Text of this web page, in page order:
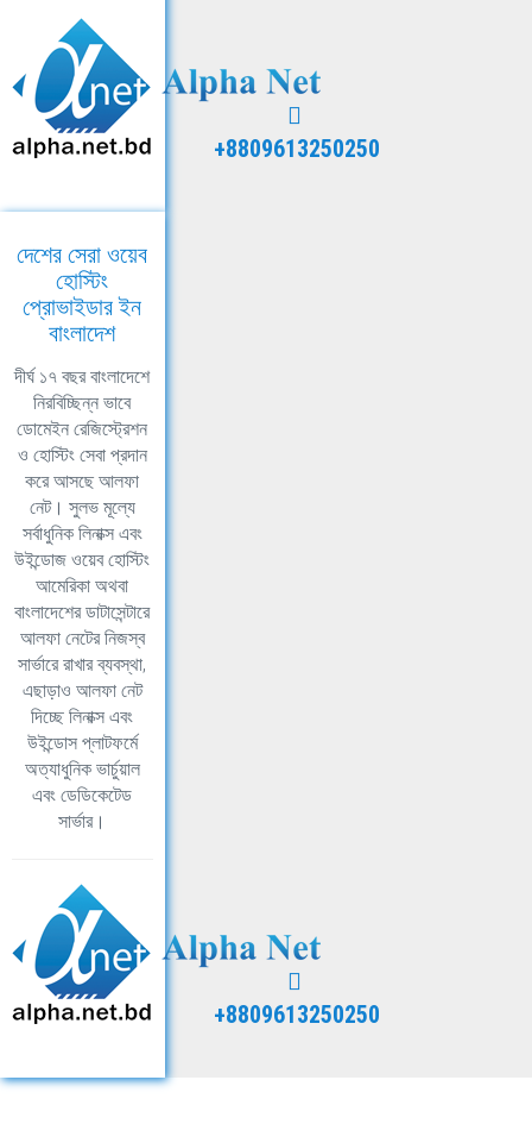
+8809613250250
দেশের সেরা ওয়েব
হোস্টিং
প্রোভাইডার ইন
বাংলাদেশ
দীর্ঘ ১৭ বছর বাংলাদেশে
নিরবিচ্ছিন্ন ভাবে
ডোমেইন রেজিস্ট্রেশন
ও হোস্টিং সেবা প্রদান
করে আসছে আলফা
নেট। সুলভ মূল্যে
সর্বাধুনিক লিনাক্স এবং
উইন্ডোজ ওয়েব হোস্টিং
আমেরিকা অথবা
বাংলাদেশের ডাটাসেন্টারে
আলফা নেটের নিজস্ব
সার্ভারে রাখার ব্যবস্থা,
এছাড়াও আলফা নেট
দিচ্ছে লিনাক্স এবং
উইন্ডোস প্লাটফর্মে
অত্যাধুনিক ভার্চুয়াল
এবং ডেডিকেটেড
সার্ভার।
+8809613250250